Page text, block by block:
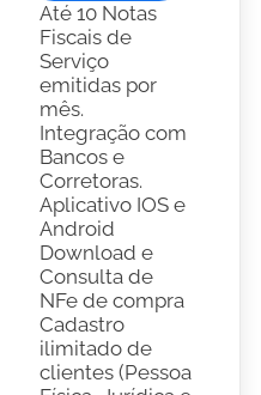
Até 10 Notas
Fiscais de
Serviço
emitidas por
mês.
Integração com
Bancos e
Corretoras.
Aplicativo IOS e
Android
Download e
Consulta de
NFe de compra
Cadastro
ilimitado de
clientes (Pessoa